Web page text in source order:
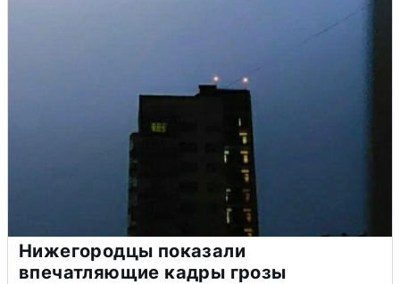
Нижегородцы показали
впечатляющие кадры грозы